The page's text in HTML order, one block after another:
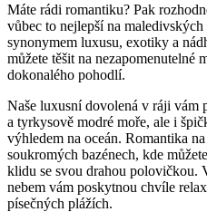
Máte rádi romantiku? Pak⁣
vůbec to nejlepší ‌na
synonymem luxusu, exotiky ‌a
můžete těšit na ‍nezapomenutelné
dokonalého ⁣pohodlí.
Naše luxusní⁤ dovolená v ​ráji vám
a tyrkysově modré moře, ale i
výhledem na oceán. Romantika
soukromých bazénech, kde
klidu se​ svou drahou
nebem vám poskytnou chvíle
písečných plážích.